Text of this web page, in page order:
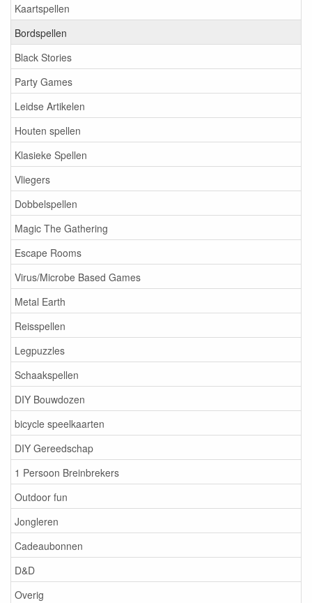
Kaartspellen
Bordspellen
Black Stories
Party Games
Leidse Artikelen
Houten spellen
Klasieke Spellen
Vliegers
Dobbelspellen
Magic The Gathering
Escape Rooms
Virus/Microbe Based Games
Metal Earth
Reisspellen
Legpuzzles
Schaakspellen
DIY Bouwdozen
bicycle speelkaarten
DIY Gereedschap
1 Persoon Breinbrekers
Outdoor fun
Jongleren
Cadeaubonnen
D&D
Overig